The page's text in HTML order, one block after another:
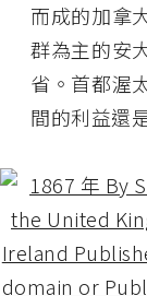
而成的加拿
群為主的安
省。首都渥
間的利益還